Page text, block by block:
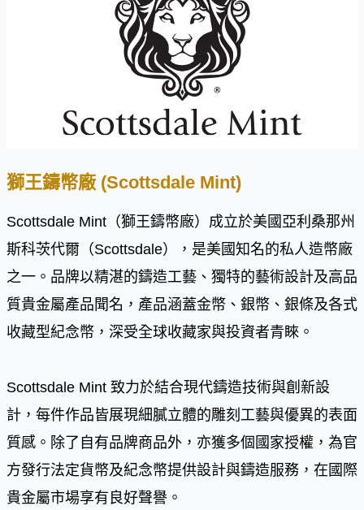
獅王鑄幣廠 (Scottsdale Mint)
Scottsdale Mint（獅王鑄幣廠）成立於美國亞利桑那州
斯科茨代爾（Scottsdale），是美國知名的私人造幣廠
之一。品牌以精湛的鑄造工藝、獨特的藝術設計及高品
質貴金屬產品聞名，產品涵蓋金幣、銀幣、銀條及各式
收藏型紀念幣，深受全球收藏家與投資者青睞。
Scottsdale Mint 致力於結合現代鑄造技術與創新設
計，每件作品皆展現細膩立體的雕刻工藝與優異的表面
質感。除了自有品牌商品外，亦獲多個國家授權，為官
方發行法定貨幣及紀念幣提供設計與鑄造服務，在國際
貴金屬市場享有良好聲譽。